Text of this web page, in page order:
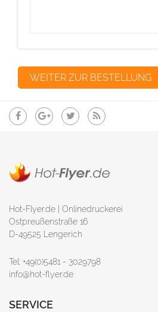
Hot-Flyer.de | Onlinedruckerei
Ostpreußenstraße 16
D-49525 Lengerich
Tel: +49(0)5481 - 3029798
info@hot-flyer.de
SERVICE